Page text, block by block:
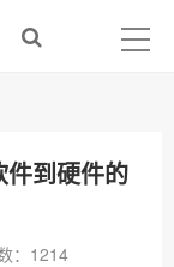
到硬件的
： 1214